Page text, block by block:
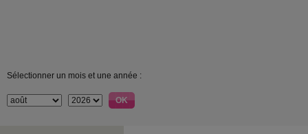
Sélectionner un mois et une année :